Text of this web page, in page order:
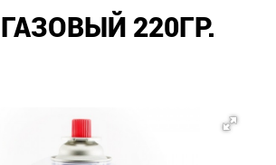
220ГР.